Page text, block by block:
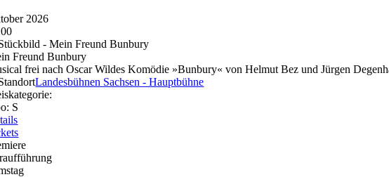
2026
Freund Bunbury
frei nach Oscar Wildes Komödie »Bunbury« von Helmut Bez und Jürgen
Landesbühnen Sachsen - Hauptbühne
S